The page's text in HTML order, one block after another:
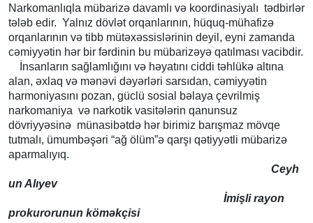
Narkomanlıqla mübarizə davamlı və koordinasiyalı tədbirlər
tələb edir. Yalnız dövlət orqanlarının, hüquq-mühafizə
orqanlarının və tibb mütəxəssislərinin deyil, eyni zamanda
cəmiyyətin hər bir fərdinin bu mübarizəyə qatılması vacibdir.
İnsanların sağlamlığını və həyatını ciddi təhlükə altına
alan, əxlaq və mənəvi dəyərləri sarsıdan, cəmiyyətin
harmoniyasını pozan, güclü sosial bəlaya çevrilmiş
narkomaniya və narkotik vasitələrin qanunsuz
dövriyyəsinə münasibətdə hər birimiz barışmaz mövqe
tutmalı, ümumbəşəri “ağ ölüm”ə qarşı qətiyyətli mübarizə
aparmalıyıq.
Ceyh
un Alıyev
İmişli rayon
prokurorunun köməkçisi